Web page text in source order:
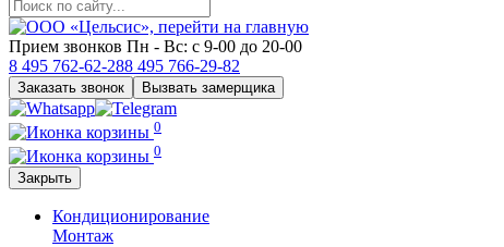
Прием звонков Пн - Вс: с 9-00 до 20-00
8 495 762-62-288 495 766-29-82
Заказать звонок Вызвать замерщика
0
0
Закрыть
Кондиционирование
Монтаж